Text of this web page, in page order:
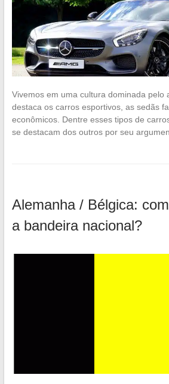
Vivemos em uma cultura dominada pelo
destaca os carros esportivos, as sedãs
econômicos. Dentre esses tipos de
se destacam dos outros por seu
Alemanha / Bélgica:
a bandeira nacional?